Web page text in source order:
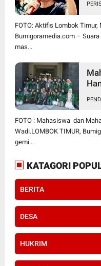
DI
FOTO: Aktifis Lombok Timur,
Bumigoramedia.com –
mas...
FOTO : Mahasiswa dan
Wadi.LOMBOK TIMUR,
gemi...
KATAGORI
BERITA
DESA
HUKRIM